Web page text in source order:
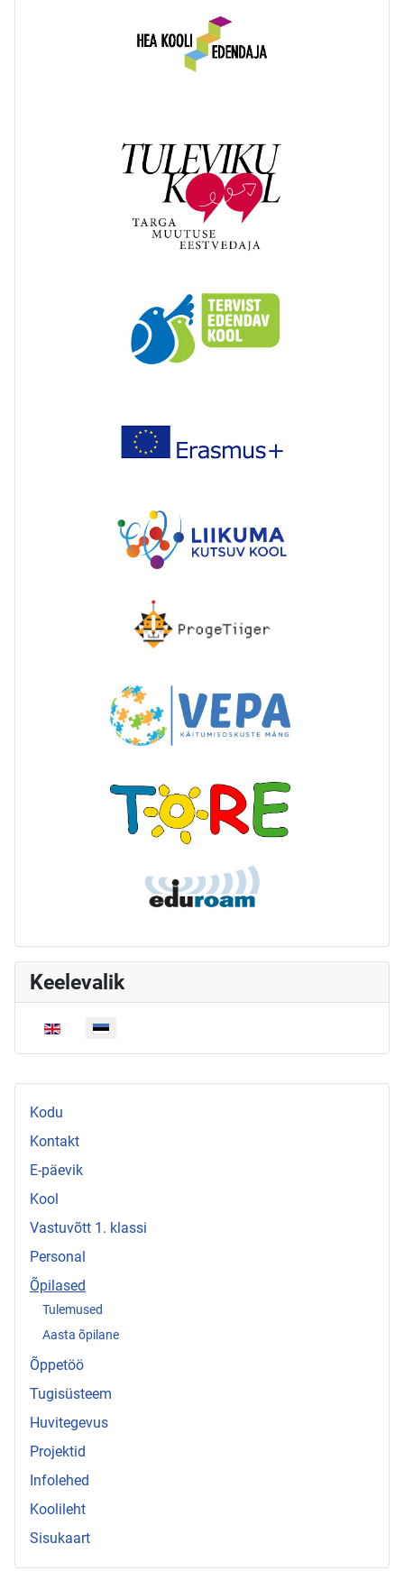
Kodu
Kontakt
E-päevik
Kool
Vastuvõtt 1. klassi
Personal
Õpilased
Tulemused
Aasta õpilane
Õppetöö
Tugisüsteem
Huvitegevus
Projektid
Infolehed
Koolileht
Sisukaart
Keelevalik
Vali keel